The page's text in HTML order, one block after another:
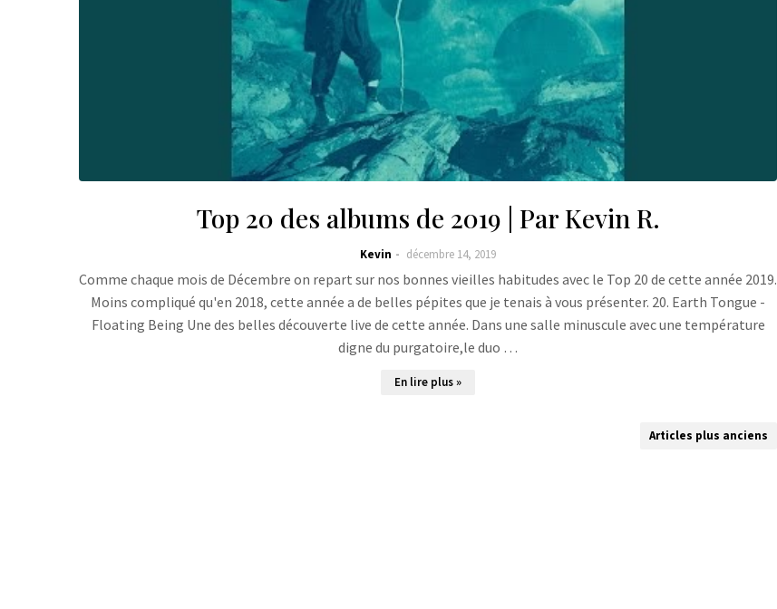
Top 20 des albums de 2019 | Par Kevin R.
Kevin décembre 14, 2019
Comme chaque mois de Décembre on repart sur nos bonnes vieilles habitudes avec le Top 20 de cette année 2019.
Moins compliqué qu'en 2018, cette année a de belles pépites que je tenais à vous présenter. 20. Earth Tongue -
Floating Being Une des belles découverte live de cette année. Dans une salle minuscule avec une température
digne du purgatoire,le duo …
En lire plus »
Articles plus anciens